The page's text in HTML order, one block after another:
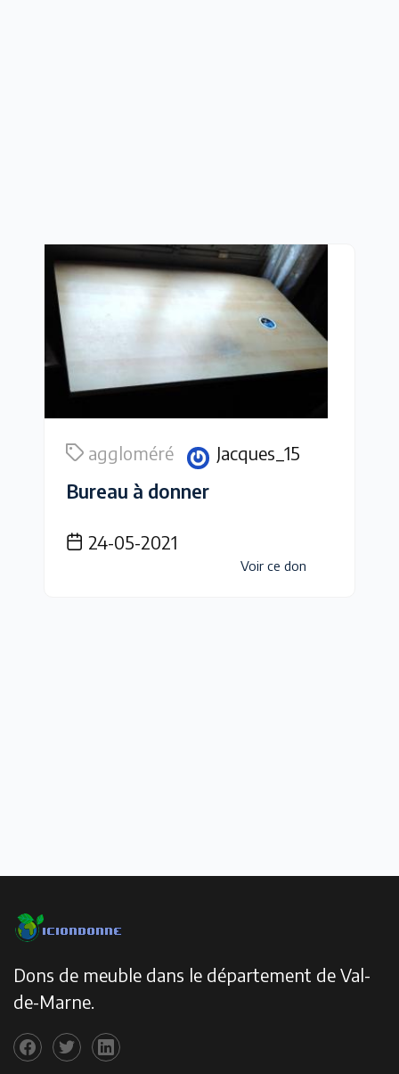
aggloméré Jacques_15
Bureau à donner
24-05-2021
Voir ce don
Dons de meuble dans le département de Val-
de-Marne.